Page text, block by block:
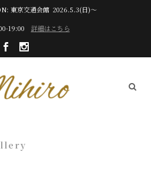
東京交通会館 2026.5.3(日)～
19:00 詳細はこちら